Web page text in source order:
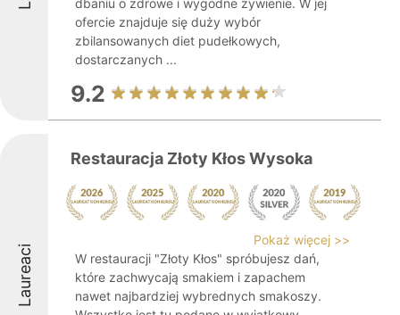
dbaniu o zdrowe i wygodne żywienie. W jej
ofercie znajduje się duży wybór
zbilansowanych diet pudełkowych,
dostarczanych ...
9.2
Laureaci
Restauracja Złoty Kłos Wysoka
Pokaż więcej >>
W restauracji "Złoty Kłos" spróbujesz dań,
które zachwycają smakiem i zapachem
nawet najbardziej wybrednych smakoszy.